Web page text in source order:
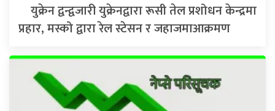
युक्रेन द्वन्द्वजारी युक्रेनद्वारा रूसी तेल प्रशोधन केन्द्रमा
प्रहार, मस्को द्वारा रेल स्टेसन र जहाजमाआक्रमण